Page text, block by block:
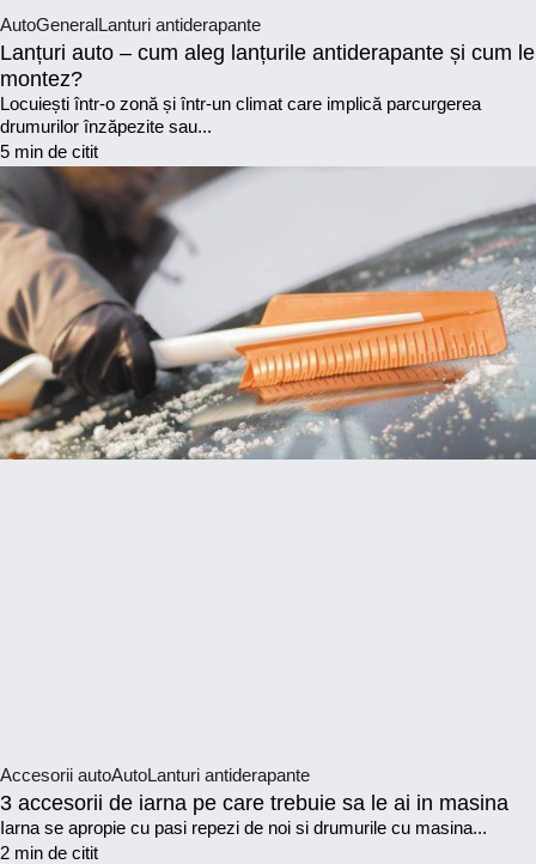
AutoGeneralLanturi antiderapante
Lanțuri auto – cum aleg lanțurile antiderapante și cum le
montez?
Locuiești într-o zonă și într-un climat care implică parcurgerea
drumurilor înzăpezite sau...
5 min de citit
Accesorii autoAutoLanturi antiderapante
3 accesorii de iarna pe care trebuie sa le ai in masina
Iarna se apropie cu pasi repezi de noi si drumurile cu masina...
2 min de citit